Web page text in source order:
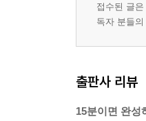
접수된 글
독자 분들
출판사 리뷰
15분이면 완성